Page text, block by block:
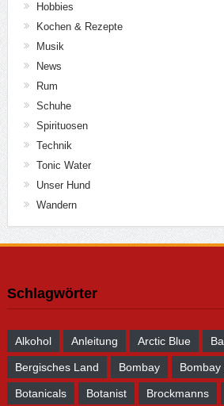
Hobbies
Kochen & Rezepte
Musik
News
Rum
Schuhe
Spirituosen
Technik
Tonic Water
Unser Hund
Wandern
Schlagwörter
Alkohol Anleitung Arctic Blue
Bergisches Land Bombay
Botanicals Botanist Brockmanns